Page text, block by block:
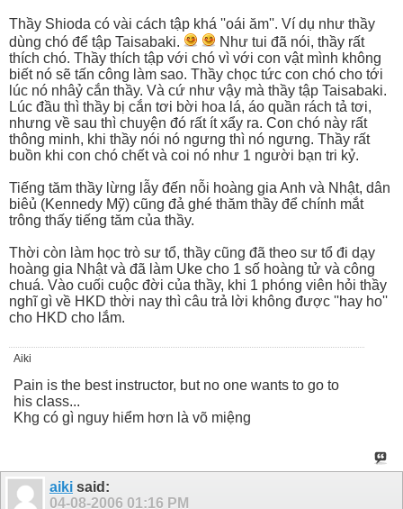
Thầy Shioda có vài cách tập khá ''oái ăm''. Ví dụ như thầy
dùng chó để tập Taisabaki.
Như tui đã nói, thầy rất
thích chó. Thầy thích tập với chó vì với con vật mình không
biết nó sẽ tấn công làm sao. Thầy chọc tức con chó cho tới
lúc nó nhâỷ cắn thầy. Và cứ như vậy mà thầy tập Taisabaki.
Lúc đầu thì thầy bị cắn tơi bời hoa lá, áo quần rách tả tơi,
nhưng về sau thì chuyện đó rất ít xẩy ra. Con chó này rất
thông minh, khi thầy nói nó ngưng thì nó ngưng. Thầy rất
buồn khi con chó chết và coi nó như 1 người bạn tri kỷ.
Tiếng tăm thầy lừng lẫy đến nỗi hoàng gia Anh và Nhật, dân
biêủ (Kennedy Mỹ) cũng đả ghé thăm thầy để chính mắt
trông thấy tiếng tăm của thầy.
Thời còn làm học trò sư tổ, thầy cũng đã theo sư tổ đi dạy
hoàng gia Nhật và đã làm Uke cho 1 số hoàng tử và công
chuá. Vào cuối cuộc đời của thầy, khi 1 phóng viên hỏi thầy
nghĩ gì về HKD thời nay thì câu trả lời không được ''hay ho''
cho HKD cho lắm.
Aiki
Pain is the best instructor, but no one wants to go to
his class...
Khg có gì nguy hiểm hơn là võ miệng
aiki said:
04-08-2006 01:16 PM